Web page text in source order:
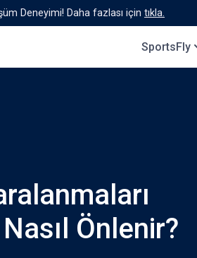
Deneyimi! Daha fazlası için tıkla.
SportsFly
Önlenir?